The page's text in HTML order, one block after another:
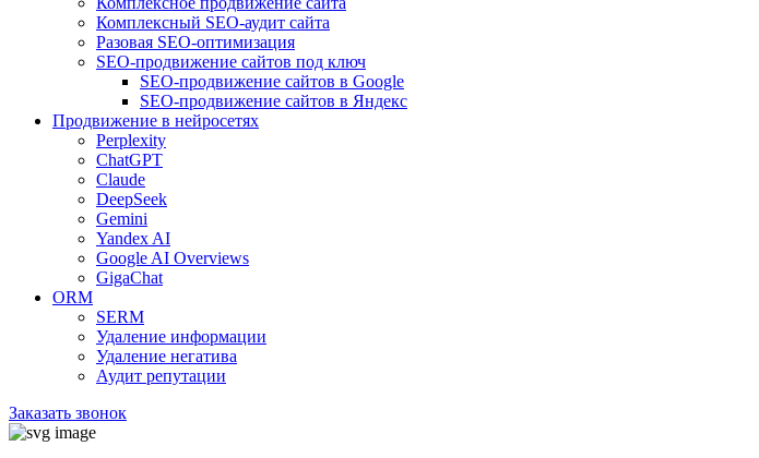
Комплексный SEO-аудит сайта
Разовая SEO-оптимизация
SEO-продвижение сайтов под ключ
SEO-продвижение сайтов в Google
SEO-продвижение сайтов в Яндекс
Продвижение в нейросетях
Perplexity
ChatGPT
Claude
DeepSeek
Gemini
Yandex AI
Google AI Overviews
GigaChat
ORM
SERM
Удаление информации
Удаление негатива
Аудит репутации
Заказать звонок